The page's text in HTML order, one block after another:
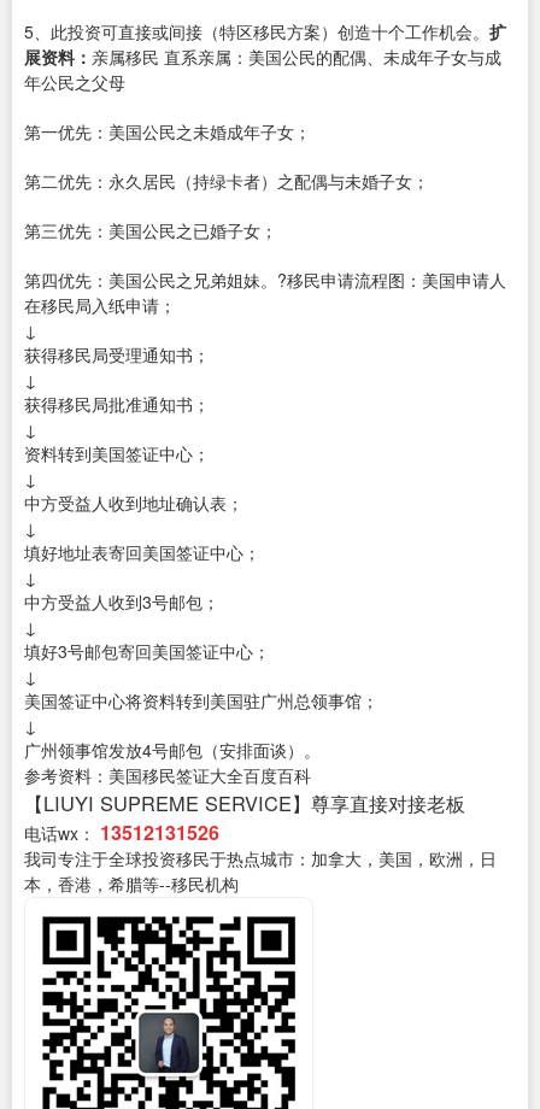
5、此投资可直接或间接（特区移民方案）创造十个工作机会。 扩
展资料： 亲属移民 直系亲属：美国公民的配偶、未成年子女与成
年公民之父母
第一优先：美国公民之未婚成年子女；
第二优先：永久居民（持绿卡者）之配偶与未婚子女；
第三优先：美国公民之已婚子女；
第四优先：美国公民之兄弟姐妹。?移民申请流程图：美国申请人
在移民局入纸申请；
↓
获得移民局受理通知书；
↓
获得移民局批准通知书；
↓
资料转到美国签证中心；
↓
中方受益人收到地址确认表；
↓
填好地址表寄回美国签证中心；
↓
中方受益人收到3号邮包；
↓
填好3号邮包寄回美国签证中心；
↓
美国签证中心将资料转到美国驻广州总领事馆；
↓
广州领事馆发放4号邮包（安排面谈）。
参考资料：美国移民签证大全百度百科
【LIUYI SUPREME SERVICE】尊享直接对接老板
电话wx： 13512131526
我司专注于全球投资移民于热点城市：加拿大，美国，欧洲，日
本，香港，希腊等--移民机构